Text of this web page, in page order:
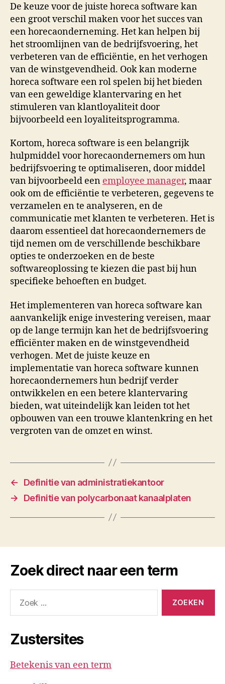
De keuze voor de juiste horeca software kan
een groot verschil maken voor het succes van
een horecaonderneming. Het kan helpen bij
het stroomlijnen van de bedrijfsvoering, het
verbeteren van de efficiëntie, en het verhogen
van de winstgevendheid. Ook kan moderne
horeca software een rol spelen bij het bieden
van een geweldige klantervaring en het
stimuleren van klantloyaliteit door
bijvoorbeeld een loyaliteitsprogramma.
Kortom, horeca software is een belangrijk
hulpmiddel voor horecaondernemers om hun
bedrijfsvoering te optimaliseren, door middel
van bijvoorbeeld een employee manager, maar
ook om de efficiëntie te verbeteren, gegevens te
verzamelen en te analyseren, en de
communicatie met klanten te verbeteren. Het is
daarom essentieel dat horecaondernemers de
tijd nemen om de verschillende beschikbare
opties te onderzoeken en de beste
softwareoplossing te kiezen die past bij hun
specifieke behoeften en budget.
Het implementeren van horeca software kan
aanvankelijk enige investering vereisen, maar
op de lange termijn kan het de bedrijfsvoering
efficiënter maken en de winstgevendheid
verhogen. Met de juiste keuze en
implementatie van horeca software kunnen
horecaondernemers hun bedrijf verder
ontwikkelen en een betere klantervaring
bieden, wat uiteindelijk kan leiden tot het
opbouwen van een trouwe klantenkring en het
vergroten van de omzet en winst.
←
Definitie van administratiekantoor
→
Definitie van polycarbonaat kanaalplaten
Zoek direct naar een term
naar:
Zustersites
Betekenis van een term